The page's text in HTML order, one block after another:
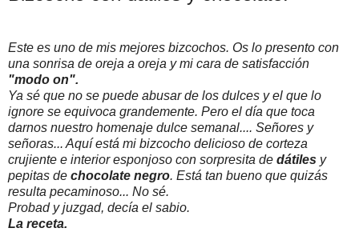
Este es uno de mis mejores bizcochos. Os lo presento con
una sonrisa de oreja a oreja y mi cara de satisfacción
"modo on".
Ya sé que no se puede abusar de los dulces y el que lo
ignore se equivoca grandemente. Pero el día que toca
darnos nuestro homenaje dulce semanal.... Señores y
señoras... Aquí está mi bizcocho delicioso de corteza
crujiente e interior esponjoso con sorpresita de dátiles y
pepitas de chocolate negro. Está tan bueno que quizás
resulta pecaminoso... No sé.
Probad y juzgad, decía el sabio.
La receta.